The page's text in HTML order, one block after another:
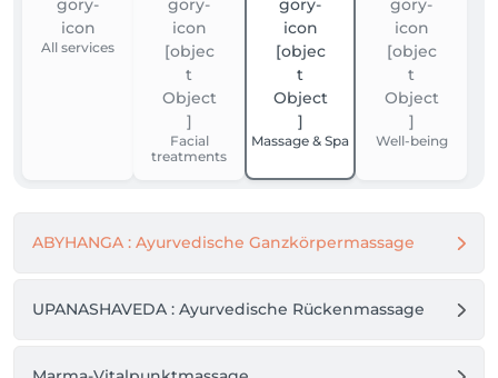
All services
Facial
treatments
Massage & Spa Well-being
ABYHANGA : Ayurvedische Ganzkörpermassage
UPANASHAVEDA : Ayurvedische Rückenmassage